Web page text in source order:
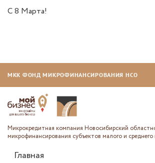
С 8 Марта!
МКК ФОНД МИКРОФИНАНСИРОВАНИЯ НСО
Микрокредитная компания Новосибирский
микрофинансирования субъектов малого и
Главная